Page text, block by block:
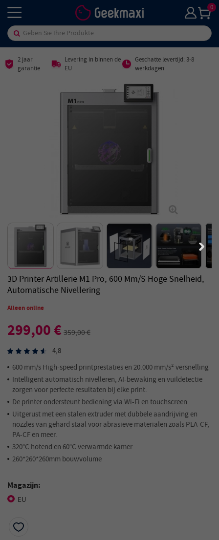
0
2 jaar
garantie
Levering in binnen de
EU
Geschatte levertijd: 3-8
werkdagen
3D Printer Artillerie M1 Pro, 600 Mm/s Hoge Snelheid,
Automatische Nivellering
Alleen online
299,00 €359,00 €
4,8
600 mm/s High-speed printprestaties en 20.000 mm/s² versnelling
Intelligent automatisch nivelleren, AI-bewaking en vuildetectie
zorgen voor perfecte resultaten bij elke print.
De printer ondersteunt bediening via Wi-Fi en touchscreen.
Uitgerust met een stalen extruder met dubbele aandrijving en
nozzles van gehard staal voor abrasieve materialen zoals PLA-CF,
PA-CF en meer.
320°C hotend en 60°C verwarmde kamer
260*260*260mm bouwvolume
Magazijn:
EU